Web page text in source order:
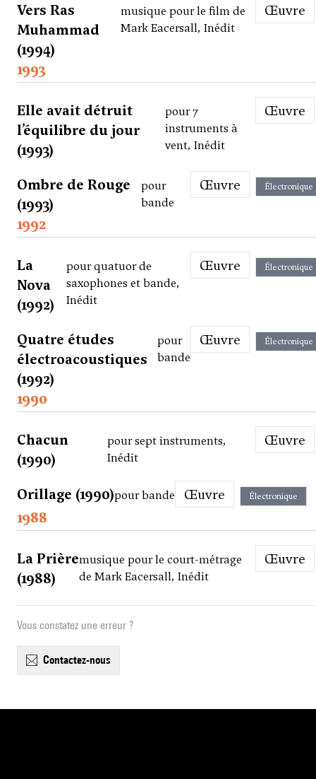
Vers Ras
Muhammad
(1994)
musique pour le film de
Mark Eacersall, Inédit
Œuvre
1993
Elle avait détruit
l’équilibre du jour
(1993)
pour 7
instruments à
vent, Inédit
Œuvre
Ombre de Rouge
(1993)
pour
bande
Œuvre Électronique
1992
La
Nova
(1992)
pour quatuor de
saxophones et bande,
Inédit
Œuvre Électronique
Quatre études
électroacoustiques
(1992)
pour
bande
Œuvre Électronique
1990
Chacun
(1990)
pour sept instruments,
Inédit
Œuvre
Orillage (1990)pour bande Œuvre Électronique
1988
La Prière
(1988)
musique pour le court-métrage
de Mark Eacersall, Inédit
Œuvre
Vous constatez une erreur ?
contactez-nous